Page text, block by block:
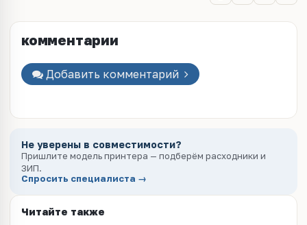
комментарии
Добавить комментарий
Не уверены в совместимости?
Пришлите модель принтера — подберём расходники и
ЗИП.
Спросить специалиста →
Читайте также